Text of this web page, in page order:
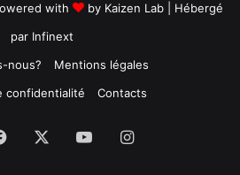
with
by Kaizen Lab | Hébergé
par Infinext
nous?
Mentions légales
confidentialité
Contacts
Facebook YouTubeInstagram